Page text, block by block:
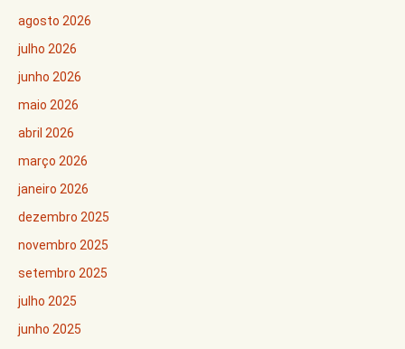
agosto 2026
julho 2026
junho 2026
maio 2026
abril 2026
março 2026
janeiro 2026
dezembro 2025
novembro 2025
setembro 2025
julho 2025
junho 2025